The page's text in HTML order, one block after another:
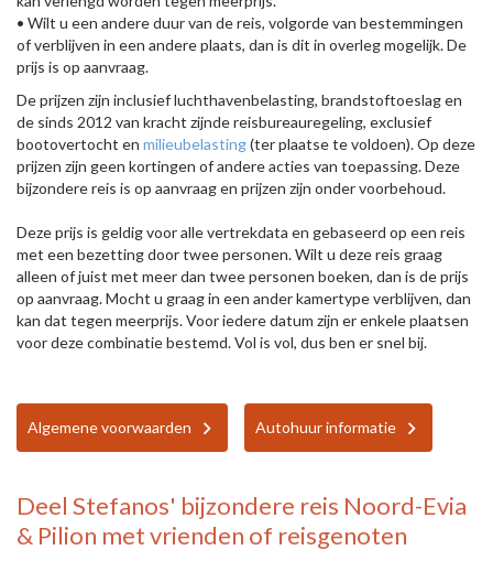
• Wilt u een andere duur van de reis, volgorde van bestemmingen
of verblijven in een andere plaats, dan is dit in overleg mogelijk. De
prijs is op aanvraag.
De prijzen zijn inclusief luchthavenbelasting, brandstoftoeslag en
de sinds 2012 van kracht zijnde reisbureauregeling, exclusief
bootovertocht en milieubelasting(ter plaatse te voldoen). Op deze
prijzen zijn geen kortingen of andere acties van toepassing. Deze
bijzondere reis is op aanvraag en prijzen zijn onder voorbehoud.
Deze prijs is geldig voor alle vertrekdata en gebaseerd op een reis
met een bezetting door twee personen. Wilt u deze reis graag
alleen of juist met meer dan twee personen boeken, dan is de prijs
op aanvraag. Mocht u graag in een ander kamertype verblijven, dan
kan dat tegen meerprijs. Voor iedere datum zijn er enkele plaatsen
voor deze combinatie bestemd. Vol is vol, dus ben er snel bij.
Algemene voorwaarden Autohuur informatie
Deel Stefanos' bijzondere reis Noord-Evia
& Pilion met vrienden of reisgenoten